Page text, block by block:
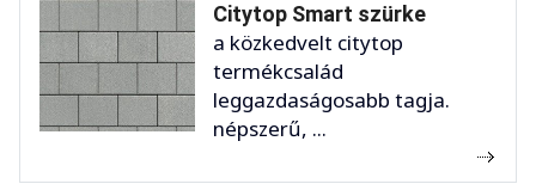
Citytop Smart szürke
a közkedvelt citytop
termékcsalád
leggazdaságosabb tagja.
népszerű, ...